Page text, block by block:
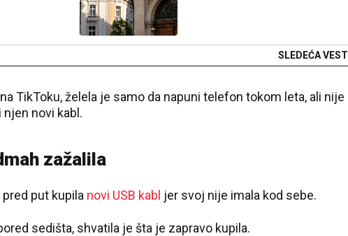
SLEDEĆA VEST
TikToku, želela je samo da napuni telefon tokom leta, ali nije
novi kabl.
zažalila
put kupila novi USB kabl jer svoj nije imala kod sebe.
sedišta, shvatila je šta je zapravo kupila.